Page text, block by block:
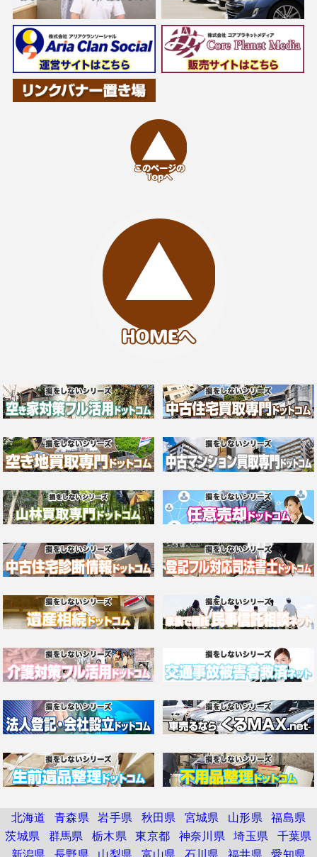
北海道 青森県 岩手県 秋田県 宮城県 山形県 福島県
茨城県 群馬県 栃木県 東京都 神奈川県 埼玉県 千葉県